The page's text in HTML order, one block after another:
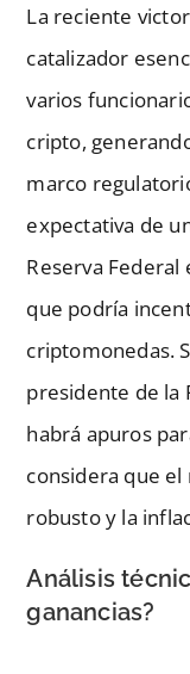
La reciente
catalizador
varios
cripto,
marco
expectativa de
Reserva
que podría
criptomonedas.
presidente de la
habrá apuros
considera que
robusto y la
Análisis
ganancias?